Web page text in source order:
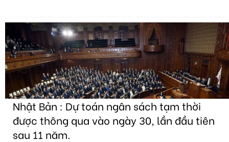
Nhật Bản : Dự toán ngân sách tạm thời
được thông qua vào ngày 30, lần đầu tiên
sau 11 năm.